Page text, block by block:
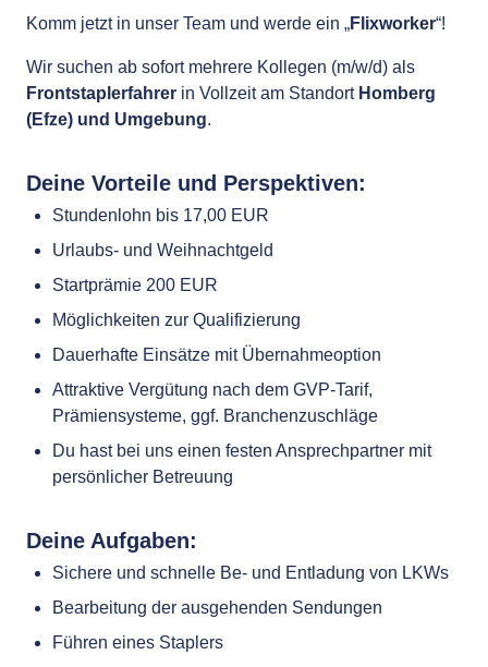
Komm jetzt in unser Team und werde ein „Flixworker“!
Wir suchen ab sofort mehrere Kollegen (m/w/d) als
Frontstaplerfahrer in Vollzeit am Standort Homberg
(Efze) und Umgebung.
Deine Vorteile und Perspektiven:
Stundenlohn bis 17,00 EUR
Urlaubs- und Weihnachtgeld
Startprämie 200 EUR
Möglichkeiten zur Qualifizierung
Dauerhafte Einsätze mit Übernahmeoption
Attraktive Vergütung nach dem GVP-Tarif,
Prämiensysteme, ggf. Branchenzuschläge
Du hast bei uns einen festen Ansprechpartner mit
persönlicher Betreuung
Deine Aufgaben:
Sichere und schnelle Be- und Entladung von LKWs
Bearbeitung der ausgehenden Sendungen
Führen eines Staplers